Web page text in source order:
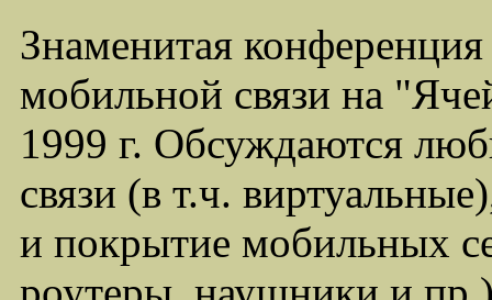
Знаменитая
мобильной связи на
1999 г. Обсуждаются
связи (в т.ч.
и покрытие мобильных